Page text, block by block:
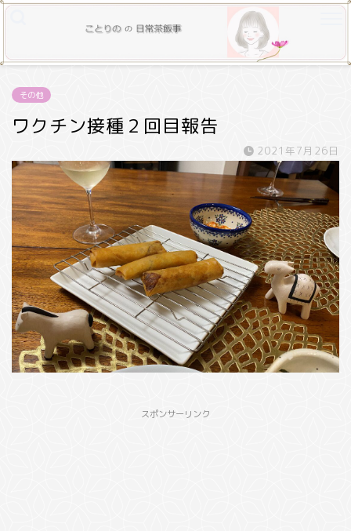
その他
ワクチン接種２回目報告
2021年7月26日
スポンサーリンク